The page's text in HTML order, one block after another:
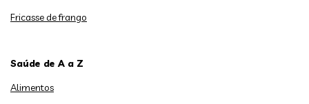
Fricasse de frango
Saúde de A a Z
Alimentos